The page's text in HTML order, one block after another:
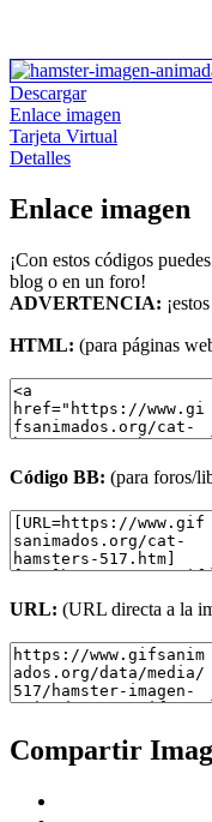
Descargar
Enlace imagen
Tarjeta Virtual
Detalles
Enlace imagen
¡Con estos códigos
blog o en un foro!
ADVERTENCIA:
HTML: (para páginas
Código BB: (para foros/
URL: (URL directa a la
Compartir